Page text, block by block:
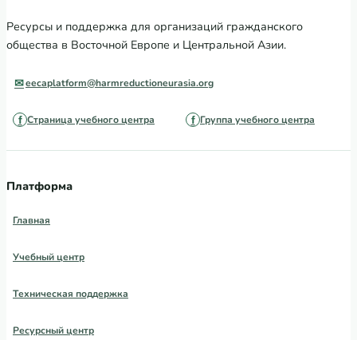
Ресурсы и поддержка для организаций гражданского
общества в Восточной Европе и Центральной Азии.
eecaplatform@harmreductioneurasia.org
Страница учебного центра Группа учебного центра
Платформа
Главная
Учебный центр
Техническая поддержка
Ресурсный центр